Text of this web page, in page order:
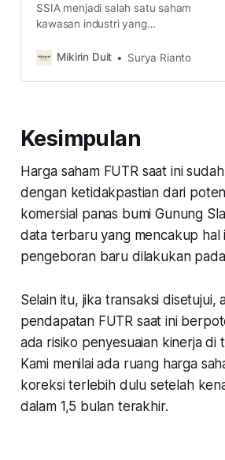
SSIA menjadi salah satu saham
kawasan industri yang
memutuskan bangun pabrik di
Mikirin Duit Surya Rianto
Kesimpulan
Harga saham FUTR saat ini
dengan ketidakpastian dari
komersial panas bumi Gunung
data terbaru yang mencakup hal
pengeboran baru dilakukan
Selain itu, jika transaksi disetujui,
pendapatan FUTR saat ini
ada risiko penyesuaian kinerja di
Kami menilai ada ruang harga
koreksi terlebih dulu setelah
dalam 1,5 bulan terakhir.